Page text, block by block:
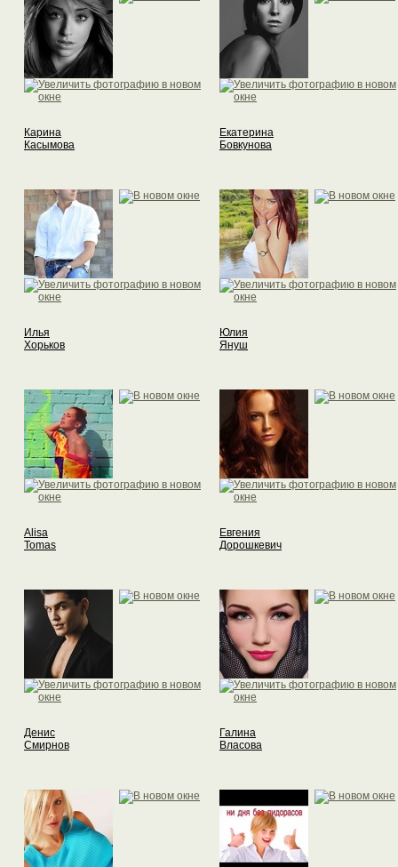
Карина
Касымова
Екатерина
Бовкунова
Илья
Хорьков
Юлия
Януш
Alisa
Tomas
Евгения
Дорошкевич
Денис
Смирнов
Галина
Власова